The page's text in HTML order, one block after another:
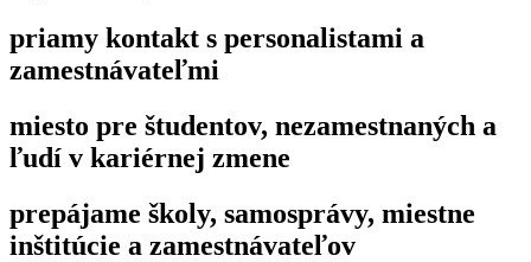
priamy kontakt s personalistami a
zamestnávateľmi
miesto pre študentov, nezamestnaných a
ľudí v kariérnej zmene
prepájame školy, samosprávy, miestne
inštitúcie a zamestnávateľov